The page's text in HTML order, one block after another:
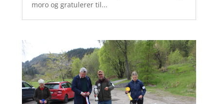
moro og gratulerer til...